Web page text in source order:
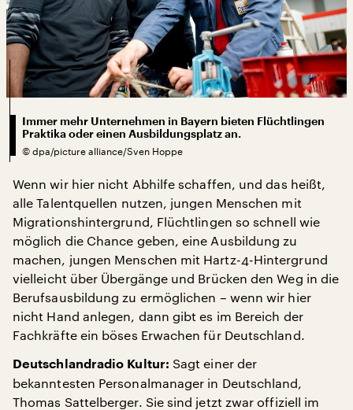
Immer mehr Unternehmen in Bayern bieten Flüchtlingen
Praktika oder einen Ausbildungsplatz an.
© dpa/picture alliance/Sven Hoppe
Wenn wir hier nicht Abhilfe schaffen, und das heißt,
alle Talentquellen nutzen, jungen Menschen mit
Migrationshintergrund, Flüchtlingen so schnell wie
möglich die Chance geben, eine Ausbildung zu
machen, jungen Menschen mit Hartz-4-Hintergrund
vielleicht über Übergänge und Brücken den Weg in die
Berufsausbildung zu ermöglichen – wenn wir hier
nicht Hand anlegen, dann gibt es im Bereich der
Fachkräfte ein böses Erwachen für Deutschland.
Deutschlandradio Kultur: Sagt einer der
bekanntesten Personalmanager in Deutschland,
Thomas Sattelberger. Sie sind jetzt zwar offiziell im